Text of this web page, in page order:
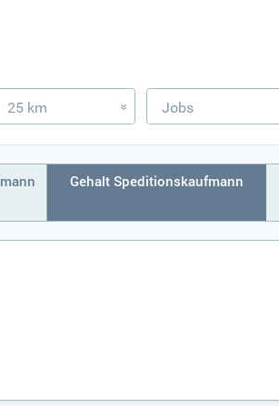
25 km » Jobs
Gehalt Speditionskaufmann